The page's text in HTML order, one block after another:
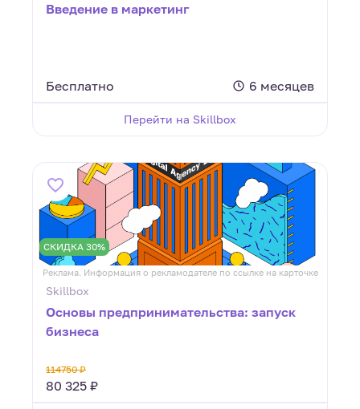
Введение в маркетинг
Бесплатно 6 месяцев
Перейти на Skillbox
СКИДКА 30%
Реклама. Информация о рекламодателе по ссылке на карточке
Skillbox
Основы предпринимательства: запуск
бизнеса
114750 ₽
80 325 ₽